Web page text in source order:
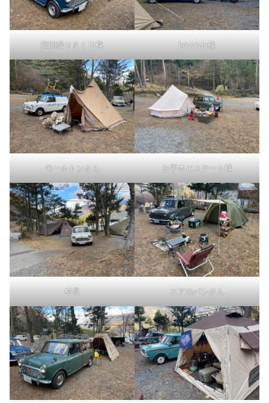
寝顔撮りまくり様 bacstyle様
モールトンさん お手本エステート様
村長 エアロバンさん